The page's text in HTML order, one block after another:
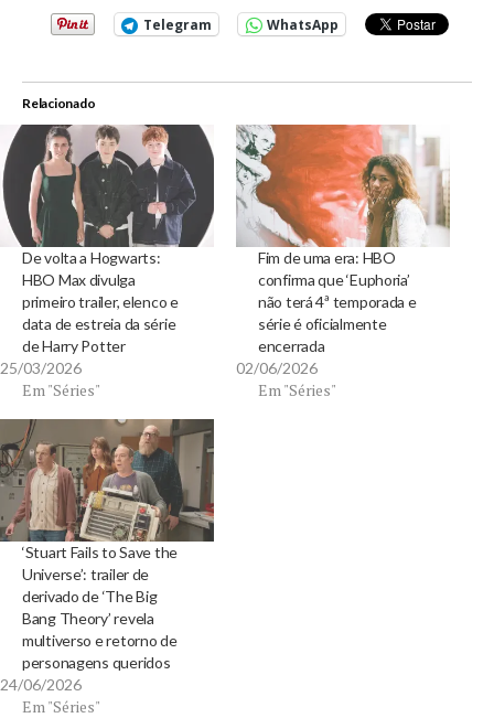
Telegram WhatsApp
Relacionado
De volta a Hogwarts:
HBO Max divulga
primeiro trailer, elenco e
data de estreia da série
de Harry Potter
25/03/2026
Em "Séries"
Fim de uma era: HBO
confirma que ‘Euphoria’
não terá 4ª temporada e
série é oficialmente
encerrada
02/06/2026
Em "Séries"
‘Stuart Fails to Save the
Universe’: trailer de
derivado de ‘The Big
Bang Theory’ revela
multiverso e retorno de
personagens queridos
24/06/2026
Em "Séries"